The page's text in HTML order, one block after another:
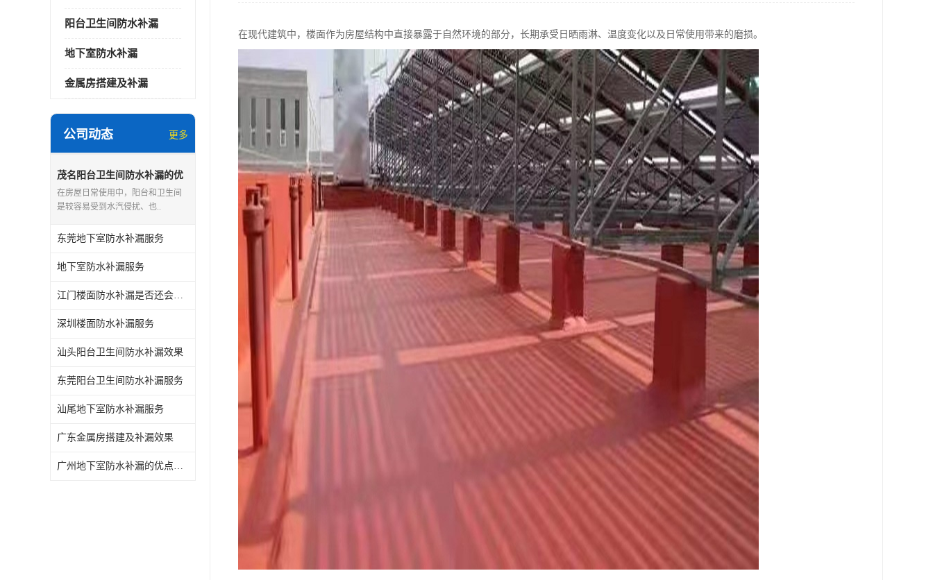
阳台卫生间防水补漏
地下室防水补漏
金属房搭建及补漏
公司动态 更多
茂名阳台卫生间防水补漏的优
点和缺点
在房屋日常使用中，阳台和卫生间
是较容易受到水汽侵扰、也..
东莞地下室防水补漏服务
地下室防水补漏服务
江门楼面防水补漏是否还会漏水
深圳楼面防水补漏服务
汕头阳台卫生间防水补漏效果
东莞阳台卫生间防水补漏服务
汕尾地下室防水补漏服务
广东金属房搭建及补漏效果
广州地下室防水补漏的优点和缺点
在现代建筑中，楼面作为房屋结构中直接暴露于自然环境的部分，长期承受日晒雨淋、温度变化以及日常使用带来的磨损。